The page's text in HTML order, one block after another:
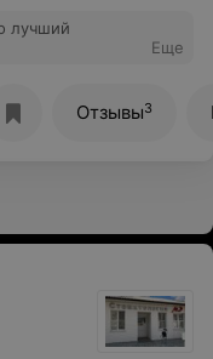
лучший
Еще
Отзывы3